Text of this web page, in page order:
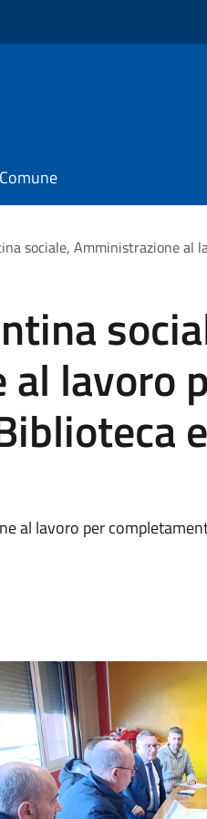
sociale, Amministrazione
lavoro
al lavoro per